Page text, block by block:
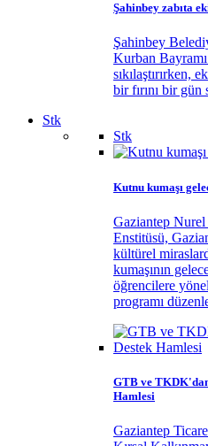
Şahinbey zabıta
Şahinbey
Kurban
sıkılaştırırken,
bir fırını bir gün
Stk
Stk
Kutnu kumaşı
Gaziantep
Enstitüsü,
kültürel
kumaşının
öğrencilere
programı
GTB ve TKDK'dan
Hamlesi
Gaziantep